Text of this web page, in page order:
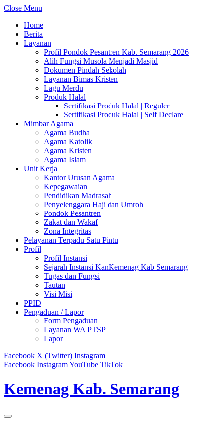
Close Menu
Home
Berita
Layanan
Profil Pondok Pesantren Kab. Semarang 2026
Alih Fungsi Musola Menjadi Masjid
Dokumen Pindah Sekolah
Layanan Bimas Kristen
Lagu Merdu
Produk Halal
Sertifikasi Produk Halal | Reguler
Sertifikasi Produk Halal | Self Declare
Mimbar Agama
Agama Budha
Agama Katolik
Agama Kristen
Agama Islam
Unit Kerja
Kantor Urusan Agama
Kepegawaian
Pendidikan Madrasah
Penyelenggara Haji dan Umroh
Pondok Pesantren
Zakat dan Wakaf
Zona Integritas
Pelayanan Terpadu Satu Pintu
Profil
Profil Instansi
Sejarah Instansi KanKemenag Kab Semarang
Tugas dan Fungsi
Tautan
Visi Misi
PPID
Pengaduan / Lapor
Form Pengaduan
Layanan WA PTSP
Lapor
Facebook X (Twitter) Instagram
Facebook InstagramYouTube TikTok
Kemenag Kab. Semarang